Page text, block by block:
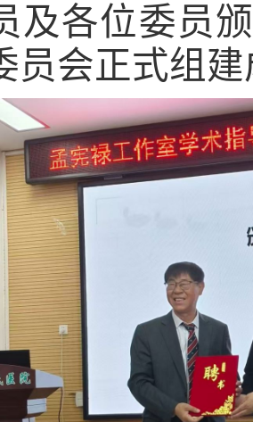
及各位委员
员会正式组